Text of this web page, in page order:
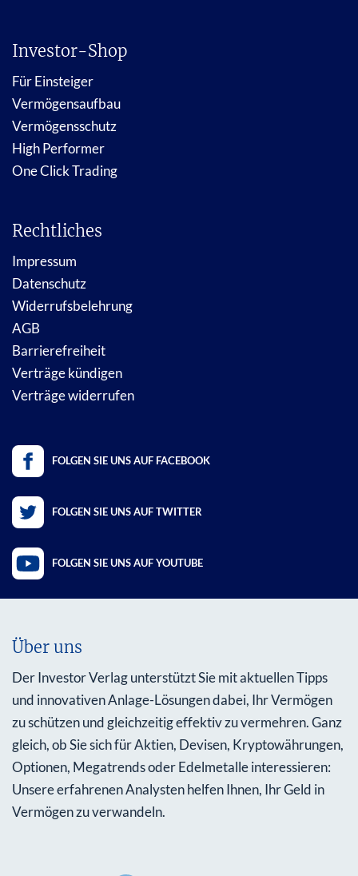
Investor-Shop
Für Einsteiger
Vermögensaufbau
Vermögensschutz
High Performer
One Click Trading
Rechtliches
Impressum
Datenschutz
Widerrufsbelehrung
AGB
Barrierefreiheit
Verträge kündigen
Verträge widerrufen
FOLGEN SIE UNS AUF FACEBOOK
FOLGEN SIE UNS AUF TWITTER
FOLGEN SIE UNS AUF YOUTUBE
Über uns
Der Investor Verlag unterstützt Sie mit aktuellen Tipps
und innovativen Anlage-Lösungen dabei, Ihr Vermögen
zu schützen und gleichzeitig effektiv zu vermehren. Ganz
gleich, ob Sie sich für Aktien, Devisen, Kryptowährungen,
Optionen, Megatrends oder Edelmetalle interessieren:
Unsere erfahrenen Analysten helfen Ihnen, Ihr Geld in
Vermögen zu verwandeln.